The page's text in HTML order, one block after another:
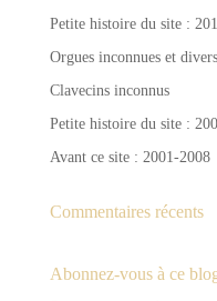
Petite histoire du site :
Orgues inconnues et divers
Clavecins inconnus
Petite histoire du site :
Avant ce site : 2001-2008
Commentaires récents
Abonnez-vous à ce